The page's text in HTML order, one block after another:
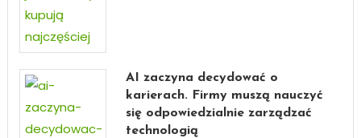
AI zaczyna decydować o
karierach. Firmy muszą nauczyć
się odpowiedzialnie zarządzać
technologią